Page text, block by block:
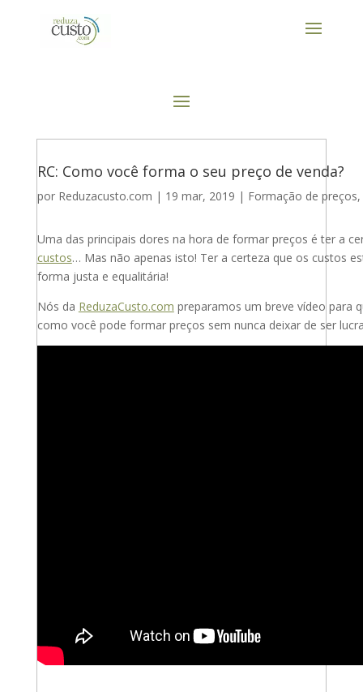
RC: Como você forma o seu preço de venda?
por Reduzacusto.com | 19 mar, 2019 | Formação de preços,
Uma das principais dores na hora de formar preços é ter a
custos… Mas não apenas isto! Ter a certeza que os custos
forma justa e equalitária!
Nós da ReduzaCusto.com preparamos um breve vídeo para
como você pode formar preços sem nunca deixar de ser